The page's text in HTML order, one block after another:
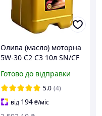
Олива (масло) моторна
5W-30 С2 С3 10л SN/CF
Готово до відправки
5.0 (4)
від 194 ₴/міс